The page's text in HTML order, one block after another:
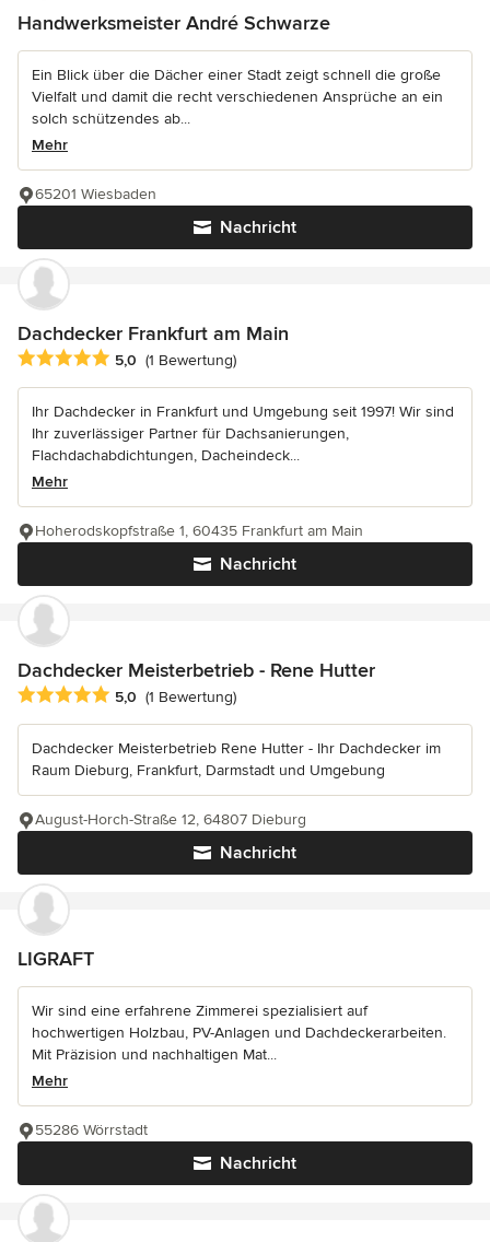
Handwerksmeister André Schwarze
Ein Blick über die Dächer einer Stadt zeigt schnell die große
Vielfalt und damit die recht verschiedenen Ansprüche an ein
solch schützendes ab...
Mehr
Nachricht
65201 Wiesbaden
Dachdecker Frankfurt am Main
Durchschnittliche Bewertung: 5 von 5 Sternen
5,0 (1 Bewertung)
Ihr Dachdecker in Frankfurt und Umgebung seit 1997! Wir sind
Ihr zuverlässiger Partner für Dachsanierungen,
Flachdachabdichtungen, Dacheindeck...
Mehr
Nachricht
Hoherodskopfstraße 1, 60435 Frankfurt am Main
Dachdecker Meisterbetrieb - Rene Hutter
Durchschnittliche Bewertung: 5 von 5 Sternen
5,0 (1 Bewertung)
Dachdecker Meisterbetrieb Rene Hutter - Ihr Dachdecker im
Raum Dieburg, Frankfurt, Darmstadt und Umgebung
Nachricht
August-Horch-Straße 12, 64807 Dieburg
LIGRAFT
Wir sind eine erfahrene Zimmerei spezialisiert auf
hochwertigen Holzbau, PV-Anlagen und Dachdeckerarbeiten.
Mit Präzision und nachhaltigen Mat...
Mehr
Nachricht
55286 Wörrstadt